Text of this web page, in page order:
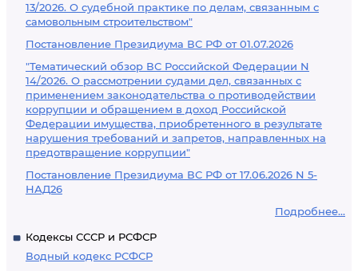
13/2026. О судебной практике по делам, связанным с
самовольным строительством"
Постановление Президиума ВС РФ от 01.07.2026
"Тематический обзор ВС Российской Федерации N
14/2026. О рассмотрении судами дел, связанных с
применением законодательства о противодействии
коррупции и обращением в доход Российской
Федерации имущества, приобретенного в результате
нарушения требований и запретов, направленных на
предотвращение коррупции"
Постановление Президиума ВС РФ от 17.06.2026 N 5-
НАД26
Подробнее...
Кодексы СССР и РСФСР
Водный кодекс РСФСР